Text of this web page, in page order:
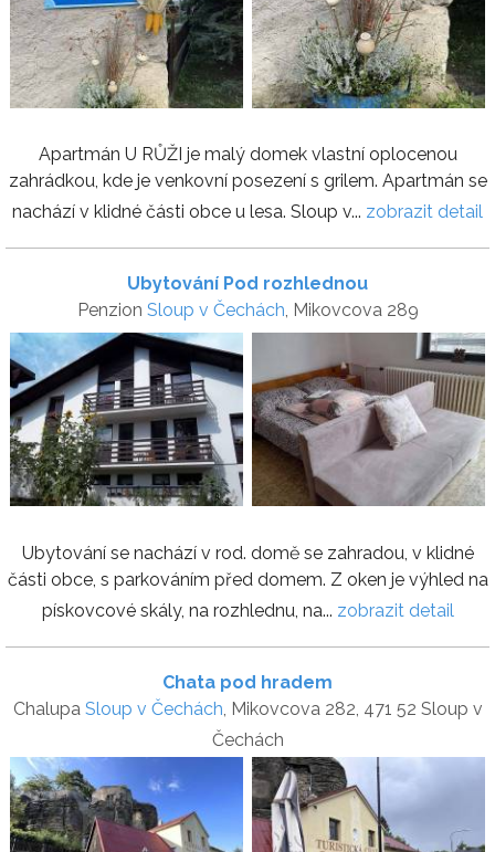
Apartmán U RŮŽI je malý domek vlastní oplocenou
zahrádkou, kde je venkovní posezení s grilem. Apartmán se
nachází v klidné části obce u lesa. Sloup v... zobrazit detail
Ubytování Pod rozhlednou
Penzion Sloup v Čechách, Mikovcova 289
Ubytování se nachází v rod. domě se zahradou, v klidné
části obce, s parkováním před domem. Z oken je výhled na
pískovcové skály, na rozhlednu, na... zobrazit detail
Chata pod hradem
Chalupa Sloup v Čechách , Mikovcova 282, 471 52 Sloup v
Čechách